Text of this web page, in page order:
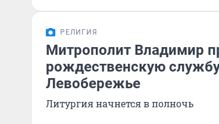
РЕЛИГИЯ
Митрополит Владимир
рождественскую
Левобережье
Литургия начнется в полночь